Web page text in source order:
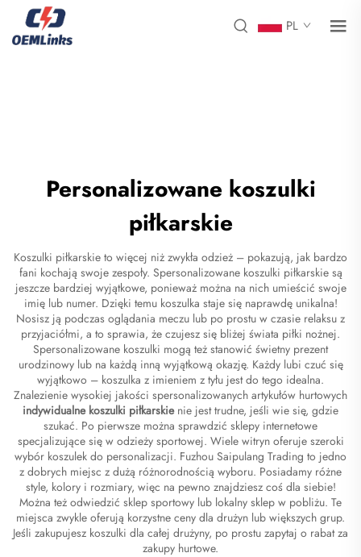
PL
Personalizowane koszulki
piłkarskie
Koszulki piłkarskie to więcej niż zwykła odzież – pokazują, jak bardzo
fani kochają swoje zespoły. Spersonalizowane koszulki piłkarskie są
jeszcze bardziej wyjątkowe, ponieważ można na nich umieścić swoje
imię lub numer. Dzięki temu koszulka staje się naprawdę unikalna!
Nosisz ją podczas oglądania meczu lub po prostu w czasie relaksu z
przyjaciółmi, a to sprawia, że czujesz się bliżej świata piłki nożnej.
Spersonalizowane koszulki mogą też stanowić świetny prezent
urodzinowy lub na każdą inną wyjątkową okazję. Każdy lubi czuć się
wyjątkowo – koszulka z imieniem z tyłu jest do tego idealna.
Znalezienie wysokiej jakości spersonalizowanych artykułów hurtowych
indywidualne koszulki piłkarskie nie jest trudne, jeśli wie się, gdzie
szukać. Po pierwsze można sprawdzić sklepy internetowe
specjalizujące się w odzieży sportowej. Wiele witryn oferuje szeroki
wybór koszulek do personalizacji. Fuzhou Saipulang Trading to jedno
z dobrych miejsc z dużą różnorodnością wyboru. Posiadamy różne
style, kolory i rozmiary, więc na pewno znajdziesz coś dla siebie!
Można też odwiedzić sklep sportowy lub lokalny sklep w pobliżu. Te
miejsca zwykle oferują korzystne ceny dla drużyn lub większych grup.
Jeśli zakupujesz koszulki dla całej drużyny, po prostu zapytaj o rabat za
zakupy hurtowe.